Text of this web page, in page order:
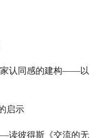
家认同感的建构——以
启示
读彼得斯《交流的无